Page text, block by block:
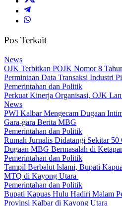
Pos Terkait
News
OJK Terbitkan POJK Nomor 8
Permintaan Data Transaksi Industri
Pemerintahan dan Politik
Perkuat Kinerja Organisasi, OJK
News
PWI Kalbar Mengecam Dugaan
Gara-gara Berita MBG
Pemerintahan dan Politik
Rumah Jurnalis Didatangi Sekitar
Dugaan MBG Bermasalah di
Pemerintahan dan Politik
Tampil Berbalut Islami, Bupati
MTQ di Kayong Utara
Pemerintahan dan Politik
Bupati Kapuas Hulu Hadiri Malam
Provinsi Kalbar di Kayong Utara